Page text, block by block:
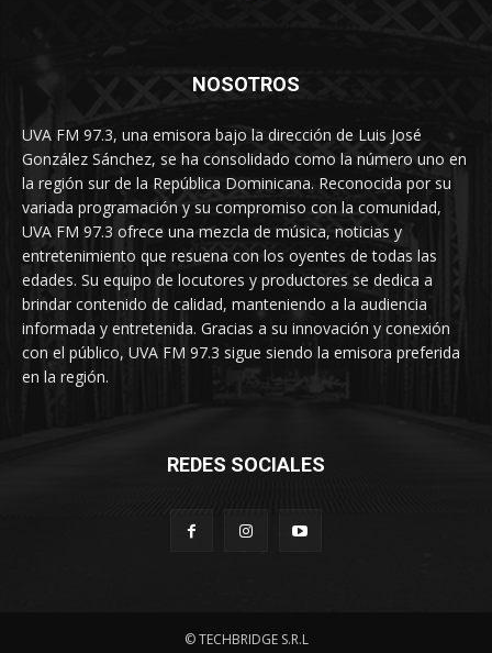
NOSOTROS
UVA FM 97.3, una emisora bajo la dirección de Luis José
González Sánchez, se ha consolidado como la número uno en
la región sur de la República Dominicana. Reconocida por su
variada programación y su compromiso con la comunidad,
UVA FM 97.3 ofrece una mezcla de música, noticias y
entretenimiento que resuena con los oyentes de todas las
edades. Su equipo de locutores y productores se dedica a
brindar contenido de calidad, manteniendo a la audiencia
informada y entretenida. Gracias a su innovación y conexión
con el público, UVA FM 97.3 sigue siendo la emisora preferida
en la región.
REDES SOCIALES
© TECHBRIDGE S.R.L